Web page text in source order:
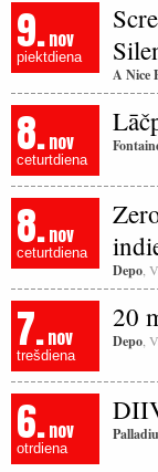
9.nov
piektdiena
A Nice
8.nov
ceturtdiena
8.nov
ceturtdiena
Depo ,
7.nov
trešdiena
20
Depo ,
6.nov
otrdiena